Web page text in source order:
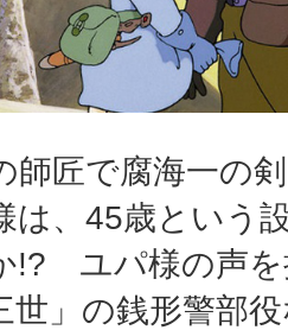
師匠で腐海一の
は、45歳という
!? ユパ様の声を
世」の銭形警部